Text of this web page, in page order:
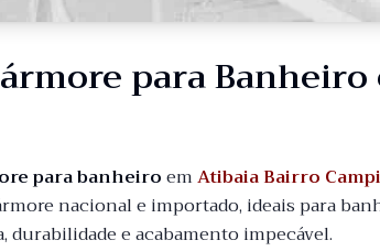
para
para banheiroemAtibaia Bairro
nacional e importado, ideais para
e acabamento impecável.